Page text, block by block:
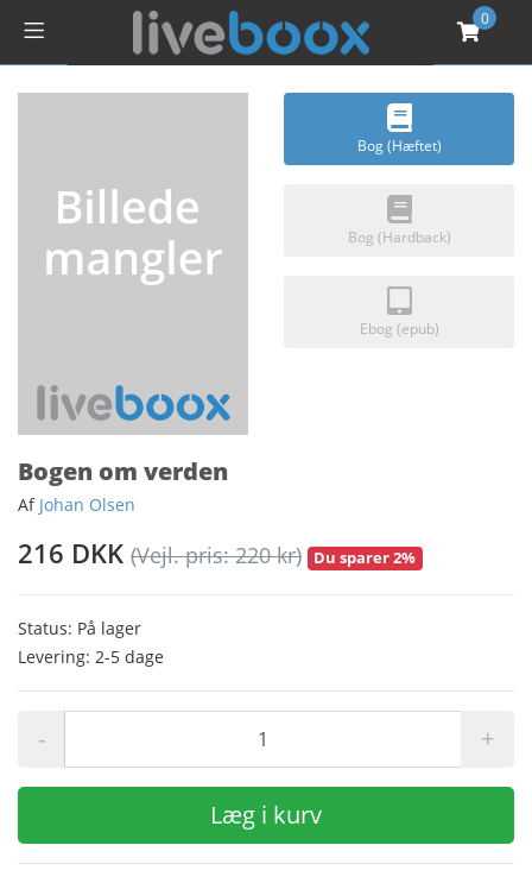
0
Bog (Hæftet)
Bog (Hardback)
Ebog (epub)
Bogen om verden
Af Johan Olsen
216 DKK (Vejl. pris: 220 kr) Du sparer 2%
Status: På lager
Levering: 2-5 dage
- +
Læg i kurv